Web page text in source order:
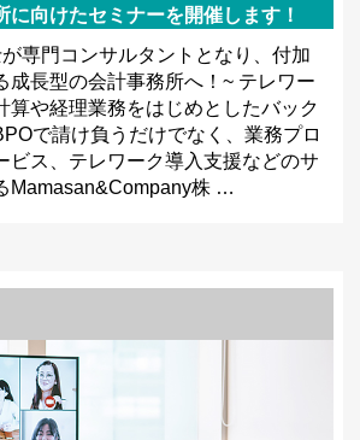
に向けたセミナーを開催します！
専門コンサルタントとなり、付加
成長型の会計事務所へ！~ テレワー
算や経理業務をはじめとしたバック
で請け負うだけでなく、業務プロ
ビス、テレワーク導入支援などのサ
Mamasan&Company株 …